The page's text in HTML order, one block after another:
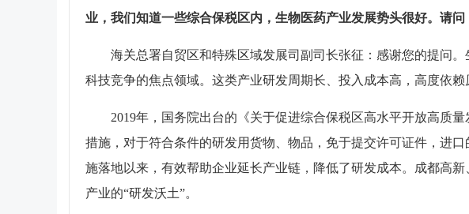
业，我们知道一些综合保税区内，生物医药产业发展势头很好。请
海关总署自贸区和特殊区域发展司副司长张征：感谢您的提问
科技竞争的焦点领域。这类产业研发周期长、投入成本高，高度依赖
2019年，国务院出台的《关于促进综合保税区高水平开放高质
措施，对于符合条件的研发用货物、物品，免于提交许可证件，进
施落地以来，有效帮助企业延长产业链，降低了研发成本。成都高
产业的“研发沃土”。